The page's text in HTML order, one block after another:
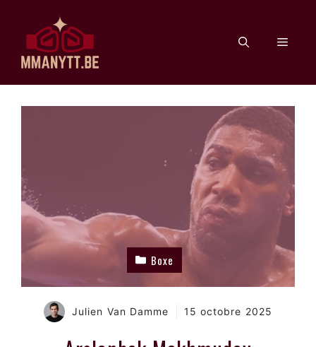
contenu
Boxe
Julien Van Damme 15 octobre 2025